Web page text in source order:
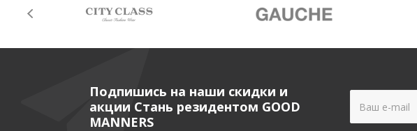
Подпишись на наши скидки и
акции Стань резидентом GOOD
MANNERS